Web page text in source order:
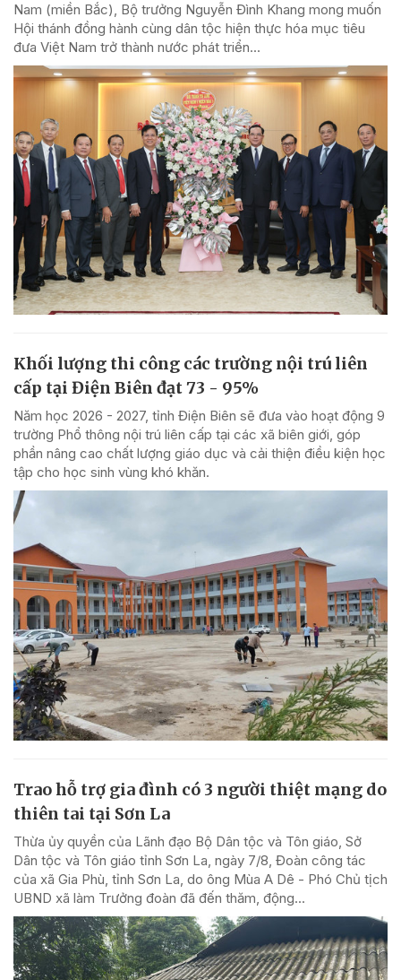
Nam (miền Bắc), Bộ trưởng Nguyễn Đình Khang mong muốn
Hội thánh đồng hành cùng dân tộc hiện thực hóa mục tiêu
đưa Việt Nam trở thành nước phát triển...
Khối lượng thi công các trường nội trú liên
cấp tại Điện Biên đạt 73 - 95%
Năm học 2026 - 2027, tỉnh Điện Biên sẽ đưa vào hoạt động 9
trường Phổ thông nội trú liên cấp tại các xã biên giới, góp
phần nâng cao chất lượng giáo dục và cải thiện điều kiện học
tập cho học sinh vùng khó khăn.
Trao hỗ trợ gia đình có 3 người thiệt mạng do
thiên tai tại Sơn La
Thừa ủy quyền của Lãnh đạo Bộ Dân tộc và Tôn giáo, Sở
Dân tộc và Tôn giáo tỉnh Sơn La, ngày 7/8, Đoàn công tác
của xã Gia Phù, tỉnh Sơn La, do ông Mùa A Dê - Phó Chủ tịch
UBND xã làm Trưởng đoàn đã đến thăm, động...